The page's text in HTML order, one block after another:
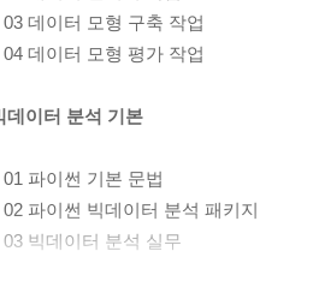
데이터 모형 구축 작업
데이터 모형 평가 작업
데이터 분석 기본
파이썬 기본 문법
파이썬 빅데이터 분석 패키지
빅데이터 분석 실무